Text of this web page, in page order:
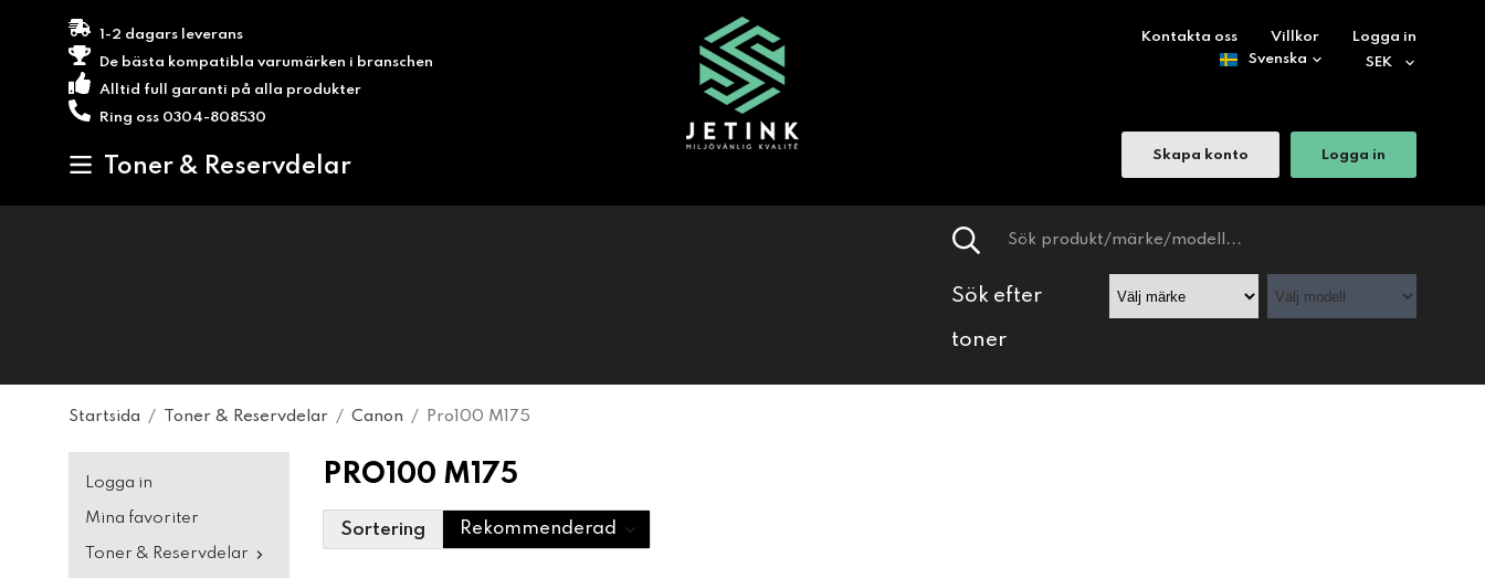
1-2 dagars leverans
De bästa kompatibla varumärken i branschen
Alltid full garanti på alla produkter
Ring oss 0304-808530
Toner & Reservdelar
Kontakta oss Villkor Logga in
Skapa konto Logga in
Sök efter
toner
Startsida / Toner & Reservdelar / Canon / Pro100 M175
Logga in
Mina favoriter
Toner & Reservdelar
PRO100 M175
Sortering